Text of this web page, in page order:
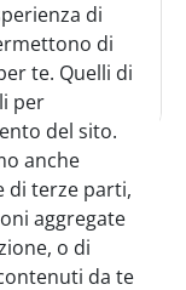
di
di
te. Quelli di
per
del sito.
anche
di terze parti,
aggregate
o di
da te
70 cl